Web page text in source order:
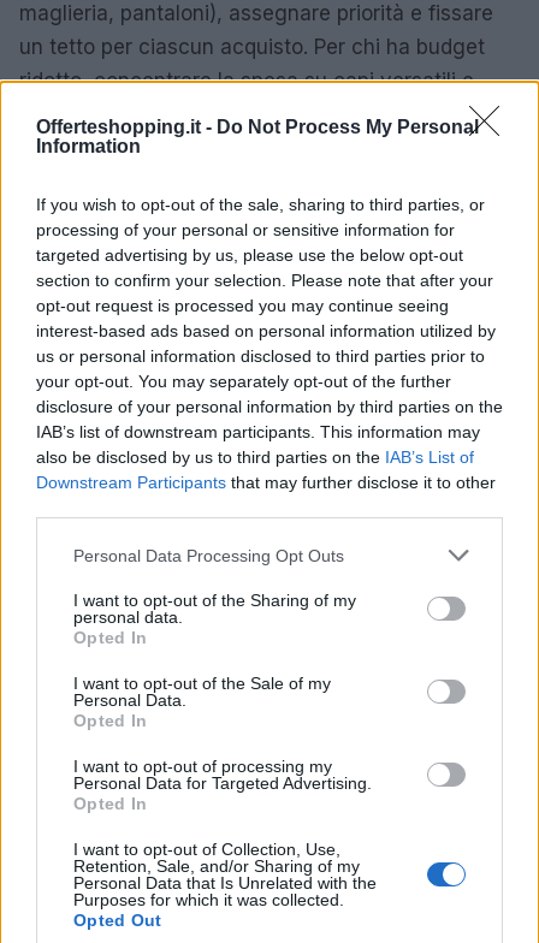
Offerteshopping.it - Do Not Process My Personal
Information
If you wish to opt-out of the sale, sharing to third parties, or
processing of your personal or sensitive information for
targeted advertising by us, please use the below opt-out
section to confirm your selection. Please note that after your
opt-out request is processed you may continue seeing
interest-based ads based on personal information utilized by
us or personal information disclosed to third parties prior to
your opt-out. You may separately opt-out of the further
disclosure of your personal information by third parties on the
IAB’s list of downstream participants. This information may
also be disclosed by us to third parties on the IAB’s List of
Downstream Participants that may further disclose it to other
Please note that this website/app uses one or more Google
not limited to your visit or usage behaviour. You may click to
grant or deny consent to Google and its third-party tags to
use your data for below specified purposes in below Google
consent section.
Personal Data Processing Opt Outs
I want to opt-out of the Sharing of my
personal data.
Opted In
I want to opt-out of the Sale of my
Personal Data.
Opted In
I want to opt-out of processing my
Personal Data for Targeted Advertising.
Opted In
I want to opt-out of Collection, Use,
Retention, Sale, and/or Sharing of my
Personal Data that Is Unrelated with the
Purposes for which it was collected.
Opted Out
maglieria, pantaloni), assegnare priorità e fissare
un tetto per ciascun acquisto. Per chi ha budget
ridotto, concentrare la spesa su capi versatili e
taglie regolabili; per curiosi e studenti, cercare
materiali robusti
ciclo di vita dei materiali, con beneficio ambientale
e culturale. Il risparmio nasce dall’evitare doppioni e
dall’investire in capi che si useranno spesso.
Eccezioni e casi specifici: quando serve
prudenza extra
Alcune categorie richiedono controlli aggiuntivi. Per
pelle e scamosciato, verificare screpolature,
secchezza e odori persistenti; una pelle
Per seta antica, controllare controluce la resistenza
delle fibre; il rischio di strappi aumenta con
l’esposizione prolungata alla luce. Per maglieria
rimagliaturapossibile. Per accessori metallici
(fibbia, zip), testare l’ossidazione nelle foto e
richiedere video brevi se disponibili. In presenza di
restauri non dichiarati o misure discordanti, meglio
piacere della scoperta.